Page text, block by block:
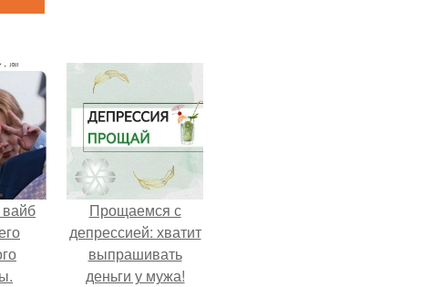
Прощаемся с
депрессией: хватит
выпрашивать
деньги у мужа!